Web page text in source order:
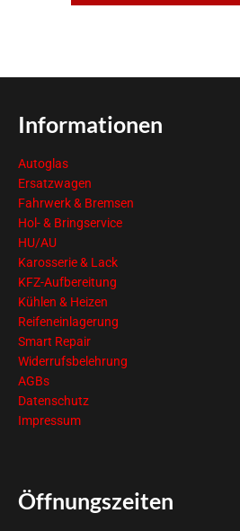
Informationen
Autoglas
Ersatzwagen
Fahrwerk & Bremsen
Hol- & Bringservice
HU/AU
Karosserie & Lack
KFZ-Aufbereitung
Kühlen & Heizen
Reifeneinlagerung
Smart Repair
Widerrufsbelehrung
AGBs
Datenschutz
Impressum
Öffnungszeiten